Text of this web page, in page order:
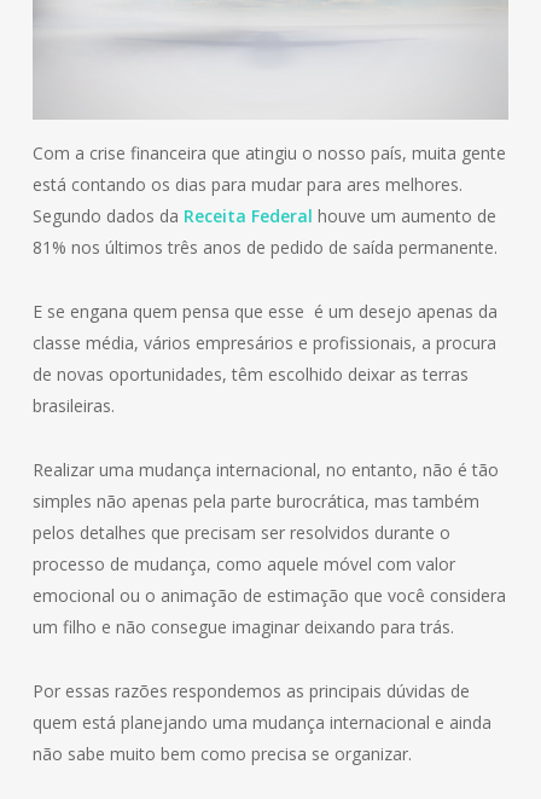
Com a crise financeira que atingiu o nosso país, muita gente
está contando os dias para mudar para ares melhores.
Segundo dados da Receita Federal houve um aumento de
81% nos últimos três anos de pedido de saída permanente.
E se engana quem pensa que esse é um desejo apenas da
classe média, vários empresários e profissionais, a procura
de novas oportunidades, têm escolhido deixar as terras
brasileiras.
Realizar uma mudança internacional, no entanto, não é tão
simples não apenas pela parte burocrática, mas também
pelos detalhes que precisam ser resolvidos durante o
processo de mudança, como aquele móvel com valor
emocional ou o animação de estimação que você considera
um filho e não consegue imaginar deixando para trás.
Por essas razões respondemos as principais dúvidas de
quem está planejando uma mudança internacional e ainda
não sabe muito bem como precisa se organizar.